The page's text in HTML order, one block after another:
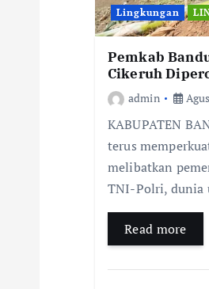
Lingkungan
Pemkab
Cikeruh
admin
KABUPATEN
terus
melibatkan
TNI-Polri, dunia
Read more